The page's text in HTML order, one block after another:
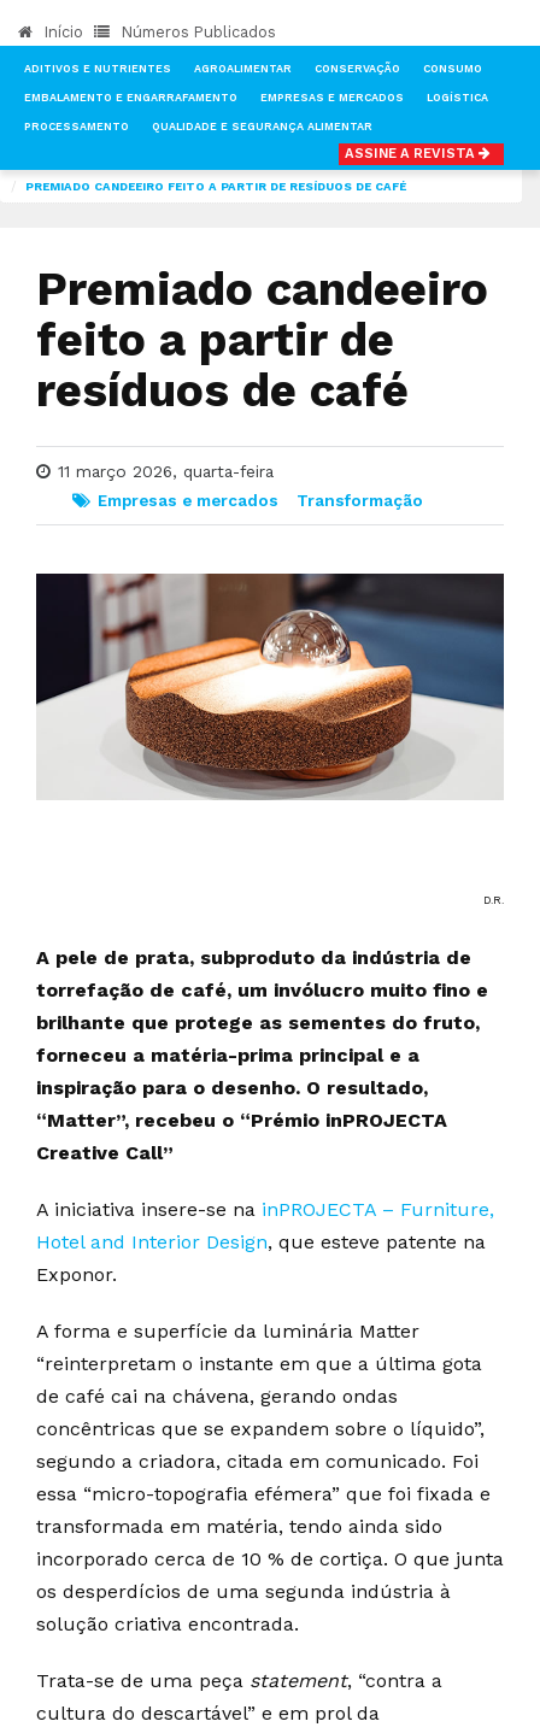
Início Números Publicados
ADITIVOS E NUTRIENTES AGROALIMENTAR CONSERVAÇÃO CONSUMO
EMBALAMENTO E ENGARRAFAMENTO EMPRESAS E MERCADOS LOGÍSTICA
PROCESSAMENTO QUALIDADE E SEGURANÇA ALIMENTAR
ASSINE A REVISTA
PREMIADO CANDEEIRO FEITO A PARTIR DE RESÍDUOS DE CAFÉ
Premiado candeeiro
feito a partir de
resíduos de café
11 março 2026, quarta-feira
Empresas e mercados
Transformação
D.R.
A pele de prata, subproduto da indústria de
torrefação de café, um invólucro muito fino e
brilhante que protege as sementes do fruto,
forneceu a matéria-prima principal e a
inspiração para o desenho. O resultado,
“Matter”, recebeu o “Prémio inPROJECTA
Creative Call”
A iniciativa insere-se na inPROJECTA – Furniture,
Hotel and Interior Design, que esteve patente na
Exponor.
A forma e superfície da luminária Matter
“reinterpretam o instante em que a última gota
de café cai na chávena, gerando ondas
concêntricas que se expandem sobre o líquido”,
segundo a criadora, citada em comunicado. Foi
essa “micro-topografia efémera” que foi fixada e
transformada em matéria, tendo ainda sido
incorporado cerca de 10 % de cortiça. O que junta
os desperdícios de uma segunda indústria à
solução criativa encontrada.
Trata-se de uma peça statement, “contra a
cultura do descartável” e em prol da